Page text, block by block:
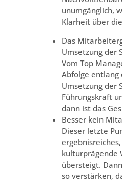
unumgänglich,
Klarheit über
Das
Umsetzung der
Vom Top
Abfolge entlang
Umsetzung der
Führungskraft
dann ist das
Besser kein
Dieser letzte
kulturprägende
übersteigt.
so verstärken,